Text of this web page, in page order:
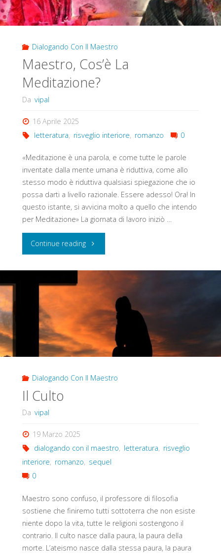
Dialogando Con Il Maestro
Maestro, Cos’è La
Meditazione?
Da vipal
16 Aprile 2025
letteratura, risveglio interiore, romanzo 0
«Meditazione è una parola, e come tutte le parole
inventate dalla mente umana è riduttiva, come allo
stesso modo è riduttiva qualsiasi spiegazione che io
possa darti a livello razionale. Essere adesso! Ora! In
questo istante, si avvicina molto a quello che intendo
per Meditazione» La giornata di lavoro iniziò …
Continue reading"Maestro,
La
Meditazione?"
Dialogando Con Il Maestro
Il Culto
Da vipal
19 Marzo 2025
dialogando con il maestro, letteratura, risveglio
interiore, romanzo, sequel
0
Maestro sono confuso, il professore di filosofia
sostiene che finiremo tutti sottoterra che non esiste
niente dopo la vita, tutte le religioni sostengono il
contrario. Il culto nasce dalla paura, la paura della
morte. L’ateismo nasce dalla stessa paura, la paura